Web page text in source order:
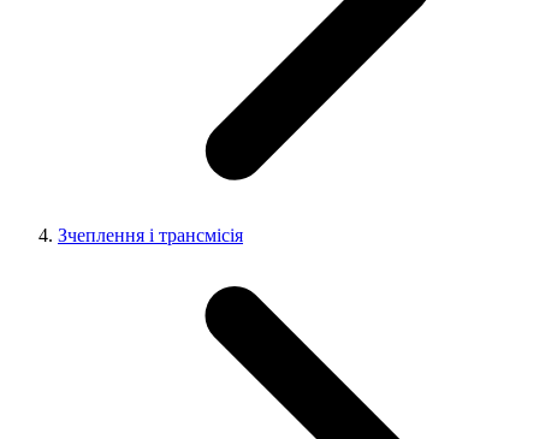
Зчеплення і трансмісія